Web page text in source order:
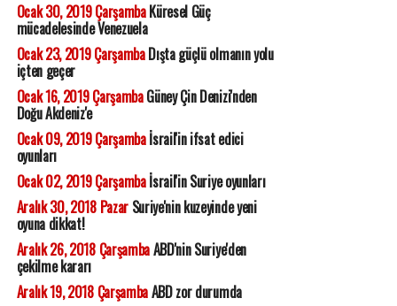
Ocak 30, 2019 ÇarşambaKüresel Güç
mücadelesinde Venezuela
Ocak 23, 2019 ÇarşambaDışta güçlü olmanın yolu
içten geçer
Ocak 16, 2019 ÇarşambaGüney Çin Denizi'nden
Doğu Akdeniz'e
Ocak 09, 2019 Çarşambaİsrail'in ifsat edici
oyunları
Ocak 02, 2019 Çarşambaİsrail'in Suriye oyunları
Aralık 30, 2018 PazarSuriye'nin kuzeyinde yeni
oyuna dikkat!
Aralık 26, 2018 ÇarşambaABD'nin Suriye'den
çekilme kararı
Aralık 19, 2018 ÇarşambaABD zor durumda